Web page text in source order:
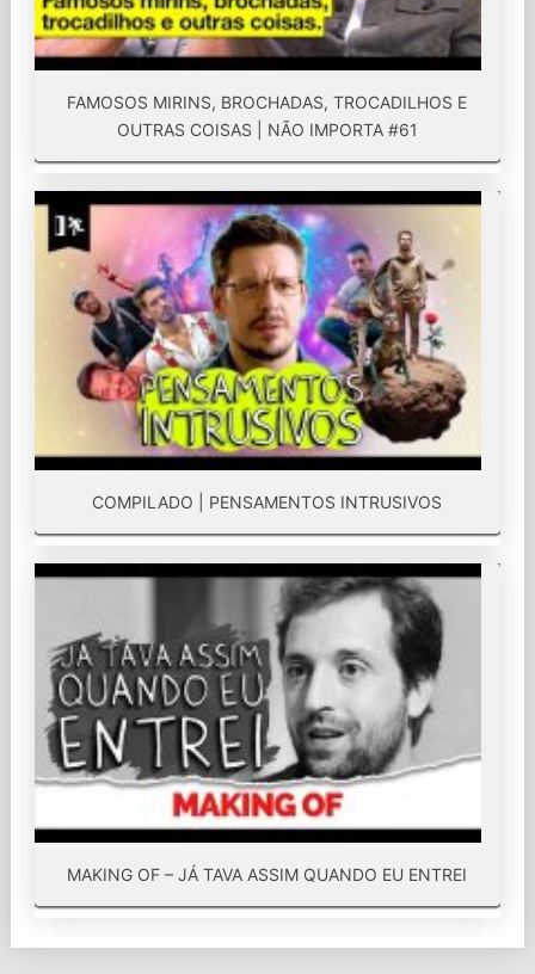
FAMOSOS MIRINS, BROCHADAS, TROCADILHOS E
OUTRAS COISAS | NÃO IMPORTA #61
COMPILADO | PENSAMENTOS INTRUSIVOS
MAKING OF – JÁ TAVA ASSIM QUANDO EU ENTREI